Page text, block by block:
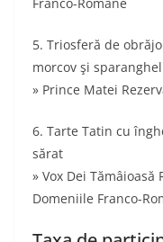
5. Triosferă de
morcov şi
» Prince Matei
6. Tarte Tatin cu
sărat
» Vox Dei Tămâioasă
Domeniile Franco-